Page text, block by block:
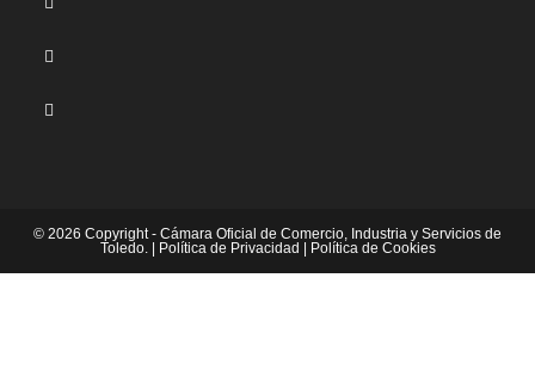
© 2026 Copyright - Cámara Oficial de Comercio, Industria y Servicios de
Toledo. | Política de Privacidad | Política de Cookies